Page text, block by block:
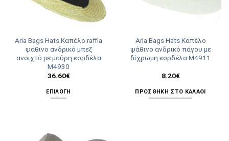
επιλεγούν
στη
του
προϊόντος
Aria Bags Hats Καπέλο raffia
ψάθινο ανδρικό μπεζ
ανοιχτό με μαύρη κορδέλα
Μ4930
36.60€
ΕΠΙΛΟΓΉ
έχει
Aria Bags Hats Καπέλο
ψάθινο ανδρικό πάγου με
δίχρωμη κορδέλα Μ4911
8.20€
ΠΡΟΣΘΉΚΗ ΣΤΟ ΚΑΛΆΘΙ